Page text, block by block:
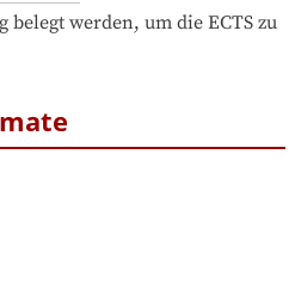
werden, um die ECTS zu